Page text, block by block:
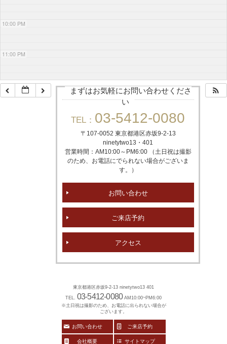
10:00 PM
11:00 PM
まずはお気軽にお問い合わせくださ
い
TEL： 03-5412-0080
〒107-0052 東京都港区赤坂9-2-13
ninetytwo13・401
営業時間：AM10:00～PM6:00 （土日祝は撮影
のため、お電話にでられない場合がございま
す。）
お問い合わせ
ご来店予約
アクセス
東京都港区赤坂9-2-13 ninetytwo13 401
TEL. 03-5412-0080 AM10:00~PM6:00
※土日祝は撮影のため、お電話に出られない場合が
ございます。
お問い合わせ ご来店予約
会社概要 サイトマップ